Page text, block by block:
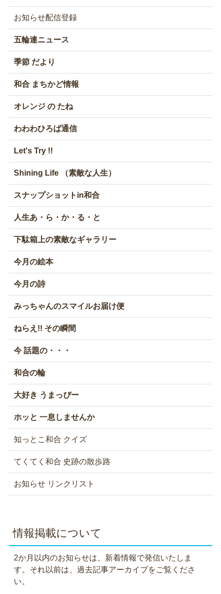
お知らせ配信登録
五輪連ニュース
季節 だより
和合 まちかど情報
オレンジ の たね
わわわひろば通信
Let's Try !!
Shining Life （素敵な人生）
スナップショットin和合
人生あ・ら・か・る・と
下駄箱上の素敵なギャラリー
今月の絵本
今月の詩
みっちゃんのスマイルお届け便
ねらえ!! その瞬間
今 話題の・・・
和合の輪
大好き うまっぴー
ホッと 一息しませんか
知っとこ和合 クイズ
てくてく和合 史跡の散歩路
お知らせ リンクリスト
情報掲載について
2か月以内のお知らせは、新着情報で発信いたしま
す。それ以前は、過去記事アーカイブをご覧くださ
い。